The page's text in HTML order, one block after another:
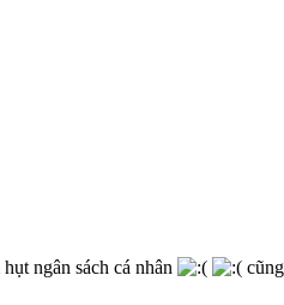
ngân sách cá nhân